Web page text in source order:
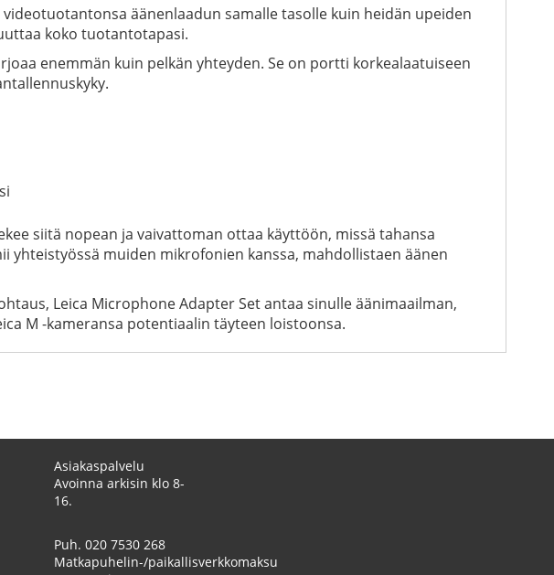
äänenlaadun samalle tasolle kuin heidän upeiden
koko tuotantotapasi.
enemmän kuin pelkän yhteyden. Se on portti korkealaatuiseen
siitä nopean ja vaivattoman ottaa käyttöön, missä tahansa
yhteistyössä muiden mikrofonien kanssa, mahdollistaen äänen
Leica Microphone Adapter Set antaa sinulle äänimaailman,
M -kameransa potentiaalin täyteen loistoonsa.
Asiakaspalvelu
Avoinna arkisin klo 8-
16.
Puh. 020 7530 268
Matkapuhelin-/paikallisverkkomaksu